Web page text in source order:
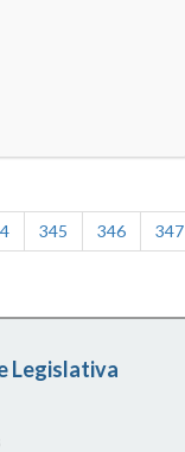
345 346 347
Legislativa